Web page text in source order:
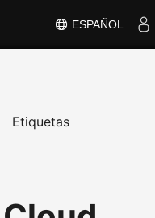
ESPAÑOL
Etiquetas